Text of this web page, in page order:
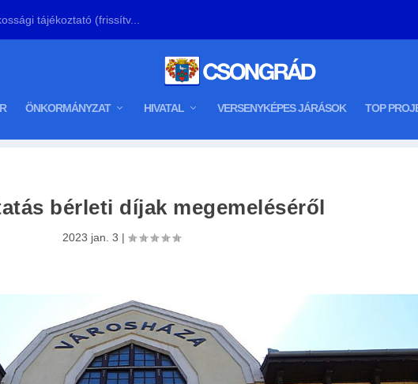
tájékoztató (frissítv...
ÖNKORMÁNYZAT HIVATAL VERSENYKÉPES JÁRÁSOK TOP
bérleti díjak megemeléséről
2023 jan. 3 |